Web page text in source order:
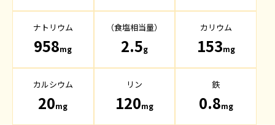
ナトリウム
958mg
（食塩相当量）
2.5g
カリウム
153mg
カルシウム
20mg
リン
120mg
鉄
0.8mg